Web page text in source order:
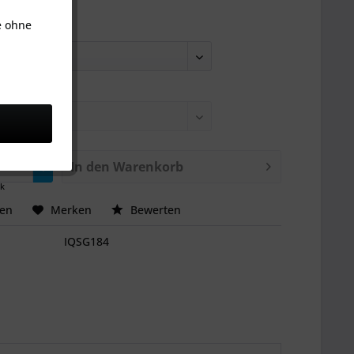
In den Warenkorb
Merken Bewerten
IQSG184
ohne